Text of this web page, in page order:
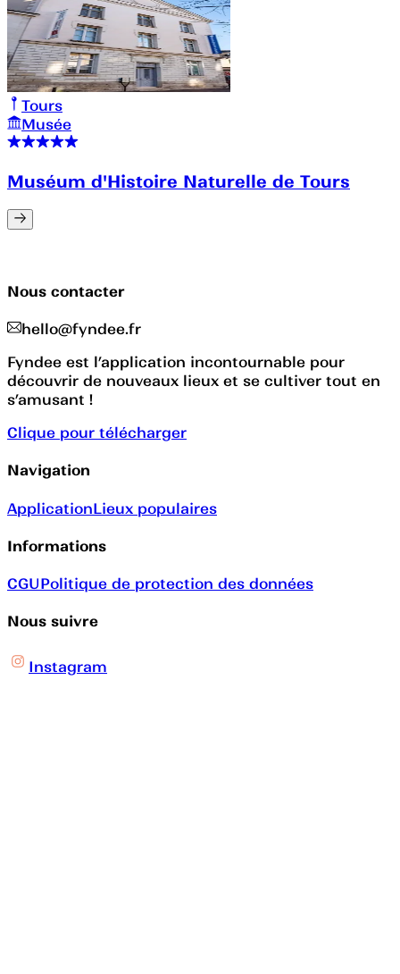
Tours
Musée
Muséum d'Histoire Naturelle de Tours
Nous contacter
hello@fyndee.fr
Fyndee est l’application incontournable pour
découvrir de nouveaux lieux et se cultiver tout en
s’amusant !
Clique pour télécharger
Navigation
ApplicationLieux populaires
Informations
CGUPolitique de protection des données
Nous suivre
Instagram